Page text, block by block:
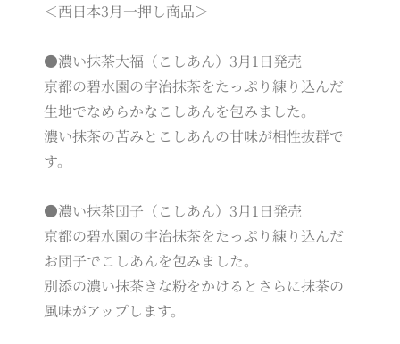
＜西日本3月一押し商品＞
●濃い抹茶大福（こしあん）3月1日発売
京都の碧水園の宇治抹茶をたっぷり練り込んだ
生地でなめらかなこしあんを包みました。
濃い抹茶の苦みとこしあんの甘味が相性抜群で
す。
●濃い抹茶団子（こしあん）3月1日発売
京都の碧水園の宇治抹茶をたっぷり練り込んだ
お団子でこしあんを包みました。
別添の濃い抹茶きな粉をかけるとさらに抹茶の
風味がアップします。